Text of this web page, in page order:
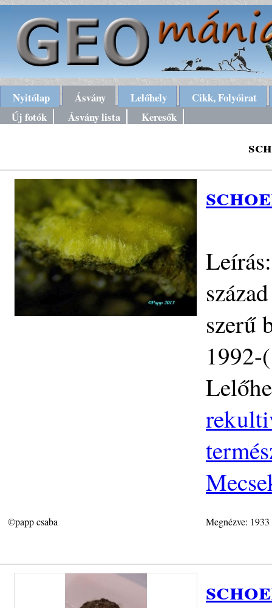
Nyitólap Ásvány Lelőhely
Cikk, Folyóirat
Új fotók
Ásvány lista Keresők
szerű
1992-
©papp csaba Megnézve: